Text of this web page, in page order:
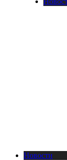
Новости